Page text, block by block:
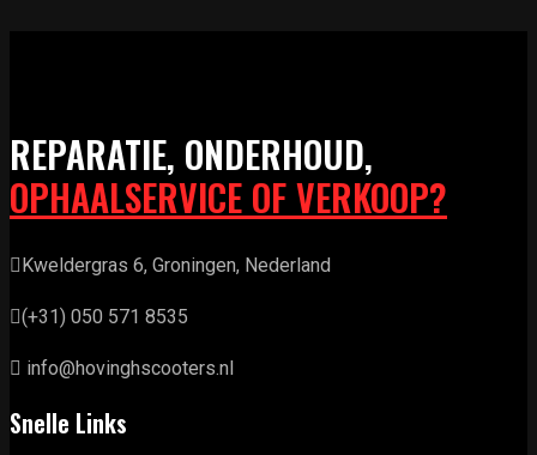
REPARATIE, ONDERHOUD,
OPHAALSERVICE OF VERKOOP?
Kweldergras 6, Groningen, Nederland
(+31) 050 571 8535
info@hovinghscooters.nl
Snelle Links